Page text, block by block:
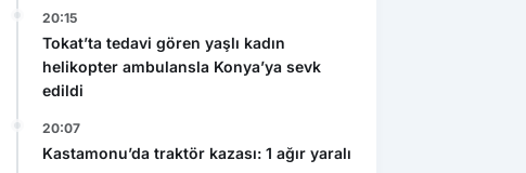
20:15
Tokat’ta tedavi gören yaşlı kadın
helikopter ambulansla Konya’ya sevk
edildi
20:07
Kastamonu’da traktör kazası: 1 ağır yaralı